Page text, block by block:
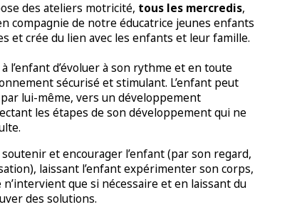
des ateliers motricité, tous les mercredis,
compagnie de notre éducatrice jeunes enfants
et crée du lien avec les enfants et leur famille.
l’enfant d’évoluer à son rythme et en toute
sécurisé et stimulant. L’enfant peut
lui-même, vers un développement
les étapes de son développement qui ne
et encourager l’enfant (par son regard,
laissant l’enfant expérimenter son corps,
n’intervient que si nécessaire et en laissant du
des solutions.